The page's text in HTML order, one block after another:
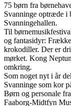
75 børn fra
Svanninge optræde i
Svanningehallen.
Til
og fantasidyr:
krokodiller. Der er
mørket. Kong
omkring.
Som noget nyt i år
Svanninge som kor
Børn og personale
Faaborg-Midtfyn